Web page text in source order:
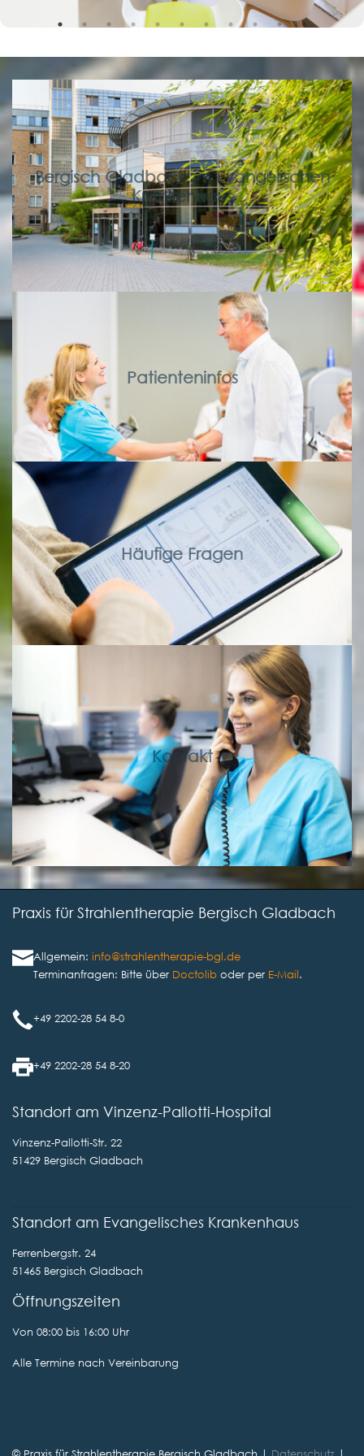
Bergisch Gladbach im Evangelischen
Krankenhaus
Patienteninfos
Häufige Fragen
Kontakt
Praxis für Strahlentherapie Bergisch Gladbach
Allgemein: info@strahlentherapie-bgl.de
Terminanfragen: Bitte über Doctolib oder per E-Mail.
+49 2202-28 54 8-0
+49 2202-28 54 8-20
Standort am Vinzenz-Pallotti-Hospital
Vinzenz-Pallotti-Str. 22
51429 Bergisch Gladbach
Standort am Evangelisches Krankenhaus
Ferrenbergstr. 24
51465 Bergisch Gladbach
Öffnungszeiten
Von 08:00 bis 16:00 Uhr
Alle Termine nach Vereinbarung
© Praxis für Strahlentherapie Bergisch Gladbach | Datenschutz |